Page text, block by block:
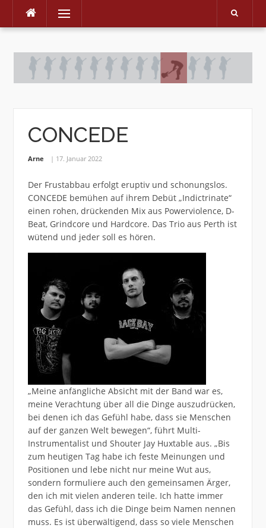
Skip
Menu
CONCEDE
Arne 17. Januar 2022
Der Frustabbau erfolgt eruptiv und schonungslos.
CONCEDE bemühen auf ihrem Debüt „Indictrinate“
einen rohen, drückenden Mix aus Powerviolence, D-
Beat, Grindcore und Hardcore. Das Trio aus Perth ist
wütend und jeder soll es hören.
„Meine anfängliche Absicht mit der Band war es,
meine Verachtung über all die Dinge auszudrücken,
bei denen ich das Gefühl habe, dass sie Menschen
auf der ganzen Welt bewegen“, führt Multi-
Instrumentalist und Shouter Jay Huxtable aus. „Bis
zum heutigen Tag habe ich feste Meinungen und
Positionen und lebe nicht nur meine Wut aus,
sondern formuliere auch den gemeinsamen Ärger,
den ich mit vielen anderen teile. Ich hatte immer
das Gefühl, dass ich die Dinge beim Namen nennen
muss. Es ist überwältigend, dass so viele Menschen